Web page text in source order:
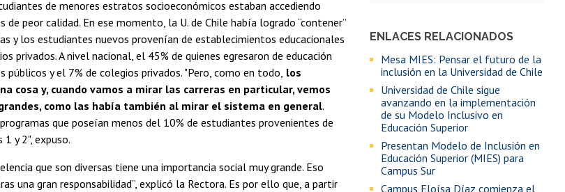
ENLACES RELACIONADOS
Mesa MIES: Pensar el futuro de la
inclusión en la Universidad de Chile
Universidad de Chile sigue
avanzando en la implementación
de su Modelo Inclusivo en
Educación Superior
Presentan Modelo de Inclusión en
Educación Superior (MIES) para
Campus Sur
Campus Eloísa Díaz comienza el
de menores estratos socioeconómicos estaban accediendo
de peor calidad. En ese momento, la U. de Chile había logrado “contener”
y los estudiantes nuevos provenían de establecimientos educacionales
privados. A nivel nacional, el 45% de quienes egresaron de educación
públicos y el 7% de colegios privados. "Pero, como en todo, los
cosa y, cuando vamos a mirar las carreras en particular, vemos
como las había también al mirar el sistema en general.
que poseían menos del 10% de estudiantes provenientes de
y 2", expuso.
que son diversas tiene una importancia social muy grande. Eso
una gran responsabilidad”, explicó la Rectora. Es por ello que, a partir